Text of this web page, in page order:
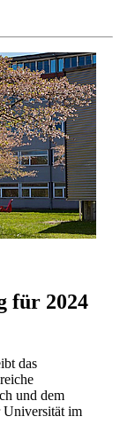
für 2024
das
und dem
Universität im